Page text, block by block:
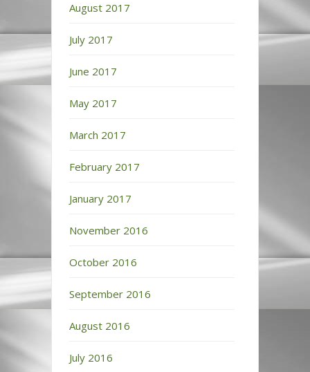
August 2017
July 2017
June 2017
May 2017
March 2017
February 2017
January 2017
November 2016
October 2016
September 2016
August 2016
July 2016